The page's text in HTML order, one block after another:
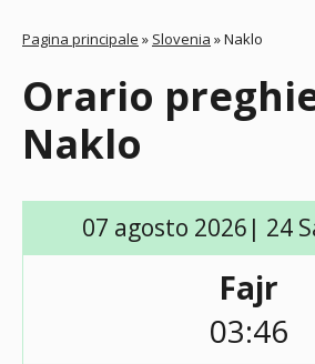
Pagina principale » Slovenia »Naklo
Orario
Naklo
07 agosto 2026| 24
Fajr
03:46